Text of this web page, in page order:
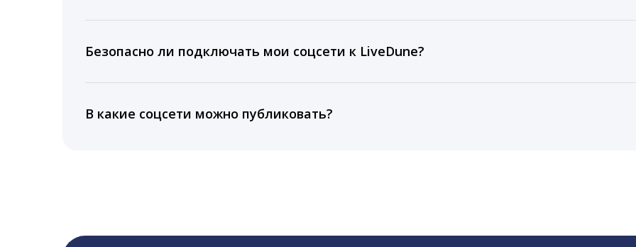
подключении тарифа Блогер. При оплате тарифа Бизнес отображаются сведения за 3 года, а
5 лет.
Безопасно ли подключать мои соцсети к LiveDune?
информацию третьим лицам.
В какие соцсети можно публиковать?